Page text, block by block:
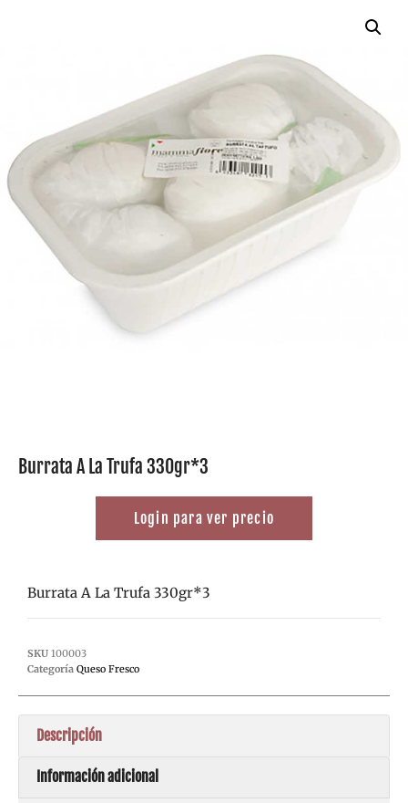
Burrata A La Trufa 330gr*3
Login para ver precio
Burrata A La Trufa 330gr*3
SKU 100003
Categoría Queso Fresco
Descripción
Información adicional